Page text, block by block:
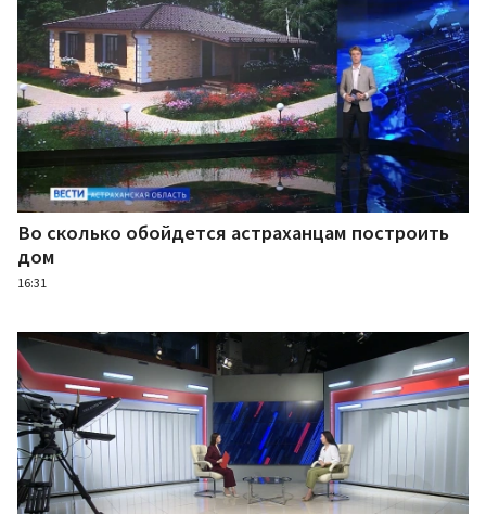
Во сколько обойдется астраханцам построить
дом
16:31